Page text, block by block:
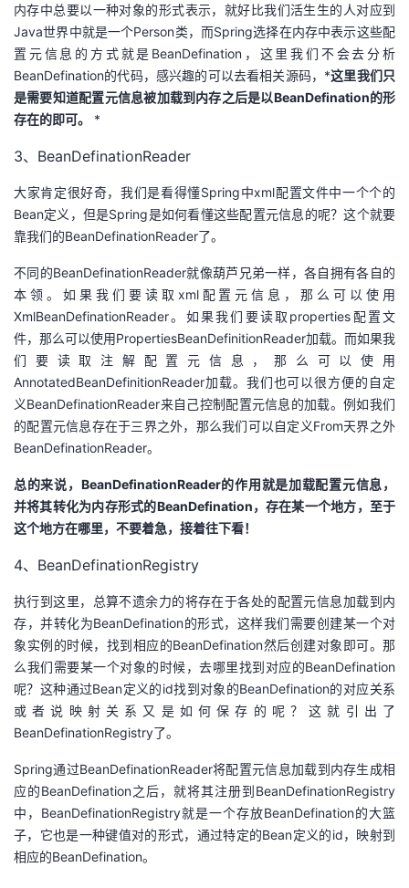
内存中总要以一种对象的形式表示，就好比我们活生生的人对应到
Java世界中就是一个Person类，而Spring选择在内存中表示这些配
置元信息的方式就是BeanDefination，这里我们不会去分析
BeanDefination的代码，感兴趣的可以去看相关源码，*这里我们只
是需要知道配置元信息被加载到内存之后是以BeanDefination的形
存在的即可。
*
3、BeanDefinationReader
大家肯定很好奇，我们是看得懂Spring中xml配置文件中一个个的
Bean定义，但是Spring是如何看懂这些配置元信息的呢？这个就要
靠我们的BeanDefinationReader了。
不同的BeanDefinationReader就像葫芦兄弟一样，各自拥有各自的
本领。如果我们要读取xml配置元信息，那么可以使用
XmlBeanDefinationReader。如果我们要读取properties配置文
件，那么可以使用PropertiesBeanDefinitionReader加载。而如果我
们要读取注解配置元信息，那么可以使用
AnnotatedBeanDefinitionReader加载。我们也可以很方便的自定
义BeanDefinationReader来自己控制配置元信息的加载。例如我们
的配置元信息存在于三界之外，那么我们可以自定义From天界之外
BeanDefinationReader。
总的来说，BeanDefinationReader的作用就是加载配置元信息，
并将其转化为内存形式的BeanDefination，存在某一个地方，至于
这个地方在哪里，不要着急，接着往下看！
4、BeanDefinationRegistry
执行到这里，总算不遗余力的将存在于各处的配置元信息加载到内
存，并转化为BeanDefination的形式，这样我们需要创建某一个对
象实例的时候，找到相应的BeanDefination然后创建对象即可。那
么我们需要某一个对象的时候，去哪里找到对应的BeanDefination
呢？这种通过Bean定义的id找到对象的BeanDefination的对应关系
或者说映射关系又是如何保存的呢？这就引出了
BeanDefinationRegistry了。
Spring通过BeanDefinationReader将配置元信息加载到内存生成相
应的BeanDefination之后，就将其注册到BeanDefinationRegistry
中，BeanDefinationRegistry就是一个存放BeanDefination的大篮
子，它也是一种键值对的形式，通过特定的Bean定义的id，映射到
相应的BeanDefination。